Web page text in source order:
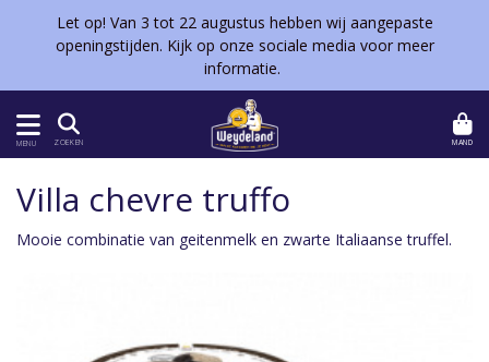
Let op! Van 3 tot 22 augustus hebben wij aangepaste
openingstijden. Kijk op onze sociale media voor meer
informatie.
MENU ZOEKEN MAND
Villa chevre truffo
Mooie combinatie van geitenmelk en zwarte Italiaanse truffel.